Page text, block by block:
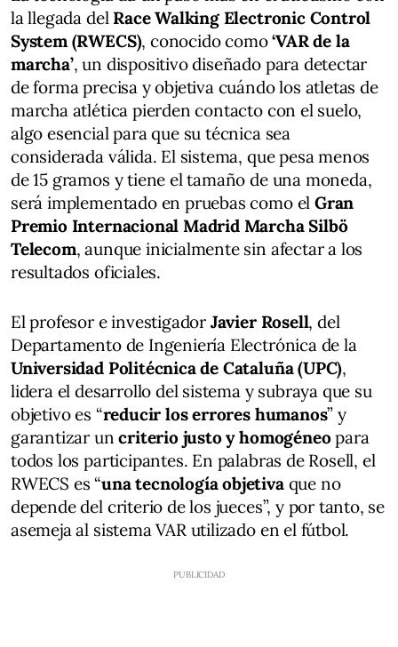
la llegada del Race Walking Electronic Control
System (RWECS), conocido como‘VAR de la
marcha’, un dispositivo diseñado para detectar
de forma precisa y objetiva cuándo los atletas de
marcha atlética pierden contacto con el suelo,
algo esencial para que su técnica sea
considerada válida. El sistema, que pesa menos
de 15 gramos y tiene el tamaño de una moneda,
será implementado en pruebas como el Gran
Premio Internacional Madrid Marcha Silbö
Telecom, aunque inicialmente sin afectar a los
resultados oficiales.
El profesor e investigador Javier Rosell, del
Departamento de Ingeniería Electrónica de la
Universidad Politécnica de Cataluña (UPC),
lidera el desarrollo del sistema y subraya que su
objetivo es “reducir los errores humanos” y
garantizar uncriterio justo y homogéneopara
todos los participantes. En palabras de Rosell, el
RWECS es “una tecnología objetivaque no
depende del criterio de los jueces”, y por tanto, se
asemeja al sistema VAR utilizado en el fútbol.